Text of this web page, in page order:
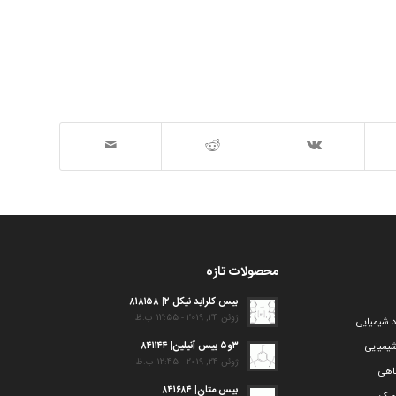
شیمیایی
محصولات تازه
بیس کلراید نیکل ۲| ۸۱۸۱۵۸
ژوئن 24, 2019 - 12:55 ب.ظ
۳و۵ بیس آنیلین| ۸۴۱۱۴۴
ژوئن 24, 2019 - 12:45 ب.ظ
بیس متان| ۸۴۱۶۸۴